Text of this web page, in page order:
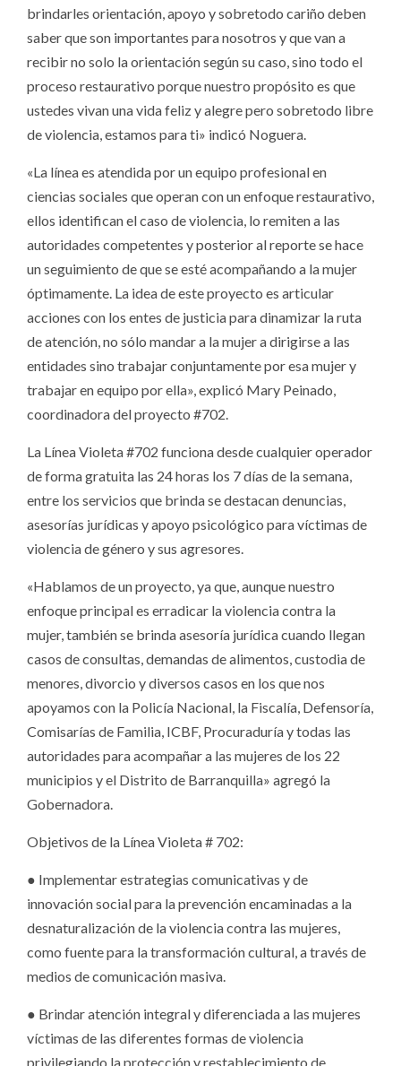
brindarles orientación, apoyo y sobretodo cariño deben
saber que son importantes para nosotros y que van a
recibir no solo la orientación según su caso, sino todo el
proceso restaurativo porque nuestro propósito es que
ustedes vivan una vida feliz y alegre pero sobretodo libre
de violencia, estamos para ti» indicó Noguera.
«La línea es atendida por un equipo profesional en
ciencias sociales que operan con un enfoque restaurativo,
ellos identifican el caso de violencia, lo remiten a las
autoridades competentes y posterior al reporte se hace
un seguimiento de que se esté acompañando a la mujer
óptimamente. La idea de este proyecto es articular
acciones con los entes de justicia para dinamizar la ruta
de atención, no sólo mandar a la mujer a dirigirse a las
entidades sino trabajar conjuntamente por esa mujer y
trabajar en equipo por ella», explicó Mary Peinado,
coordinadora del proyecto #702.
La Línea Violeta #702 funciona desde cualquier operador
de forma gratuita las 24 horas los 7 días de la semana,
entre los servicios que brinda se destacan denuncias,
asesorías jurídicas y apoyo psicológico para víctimas de
violencia de género y sus agresores.
«Hablamos de un proyecto, ya que, aunque nuestro
enfoque principal es erradicar la violencia contra la
mujer, también se brinda asesoría jurídica cuando llegan
casos de consultas, demandas de alimentos, custodia de
menores, divorcio y diversos casos en los que nos
apoyamos con la Policía Nacional, la Fiscalía, Defensoría,
Comisarías de Familia, ICBF, Procuraduría y todas las
autoridades para acompañar a las mujeres de los 22
municipios y el Distrito de Barranquilla» agregó la
Gobernadora.
Objetivos de la Línea Violeta # 702:
● Implementar estrategias comunicativas y de
innovación social para la prevención encaminadas a la
desnaturalización de la violencia contra las mujeres,
como fuente para la transformación cultural, a través de
medios de comunicación masiva.
● Brindar atención integral y diferenciada a las mujeres
víctimas de las diferentes formas de violencia
privilegiando la protección y restablecimiento de